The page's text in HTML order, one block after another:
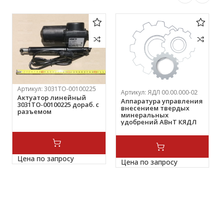
Артикул:3031ТО-00100225
Актуатор линейный
3031ТО-00100225 дораб. с
разъемом
Цена по запросу
Артикул: ЯДЛ 00.00.000-02
Аппаратура управления
внесением твердых
минеральных
удобрений ABнТ КЯДЛ
Цена по запросу